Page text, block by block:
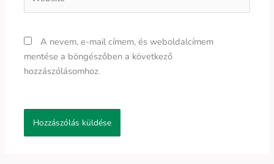
A nevem, e-mail címem, és weboldalcímem
mentése a böngészőben a következő
hozzászólásomhoz.